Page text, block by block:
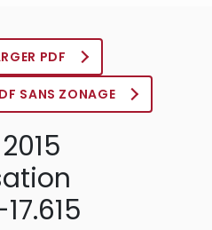
PDF
SANS ZONAGE